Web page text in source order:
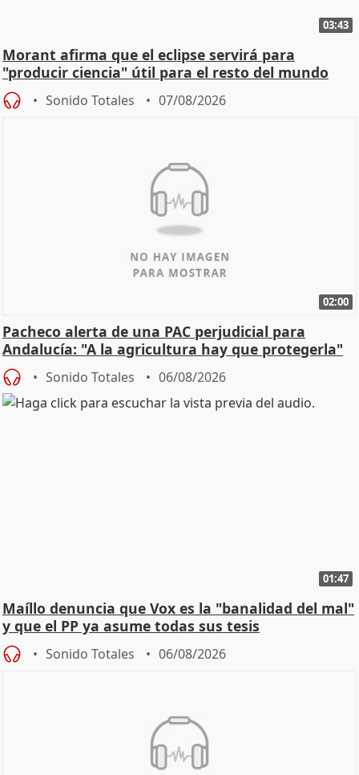
03:43
Morant afirma que el eclipse servirá para
"producir ciencia" útil para el resto del mundo
Sonido Totales 07/08/2026
02:00
Pacheco alerta de una PAC perjudicial para
Andalucía: "A la agricultura hay que protegerla"
Sonido Totales 06/08/2026
01:47
Maíllo denuncia que Vox es la "banalidad del mal"
y que el PP ya asume todas sus tesis
Sonido Totales 06/08/2026